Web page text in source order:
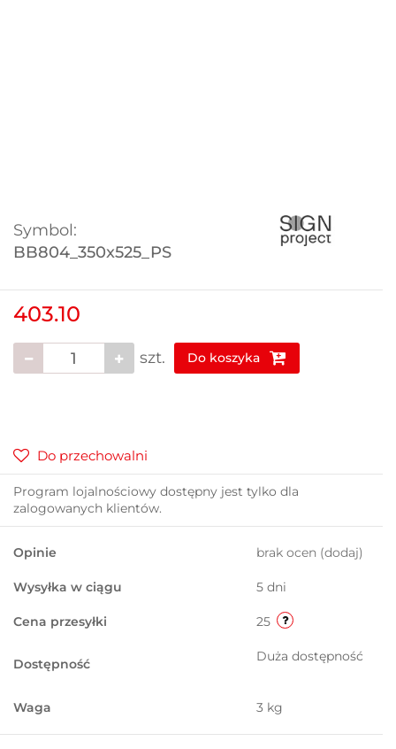
Symbol:
BB804_350x525_PS
403.10
szt. Do koszyka
Do przechowalni
Program lojalnościowy dostępny jest tylko dla
zalogowanych klientów.
Opinie brak ocen (dodaj)
Wysyłka w ciągu 5 dni
Cena przesyłki 25
Dostępność Duża dostępność
Waga 3 kg